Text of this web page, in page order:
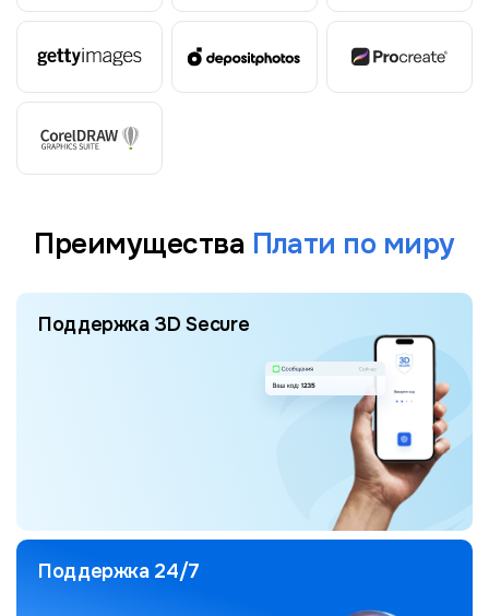
Преимущества Плати по миру
Поддержка 3D Secure
Поддержка 24/7